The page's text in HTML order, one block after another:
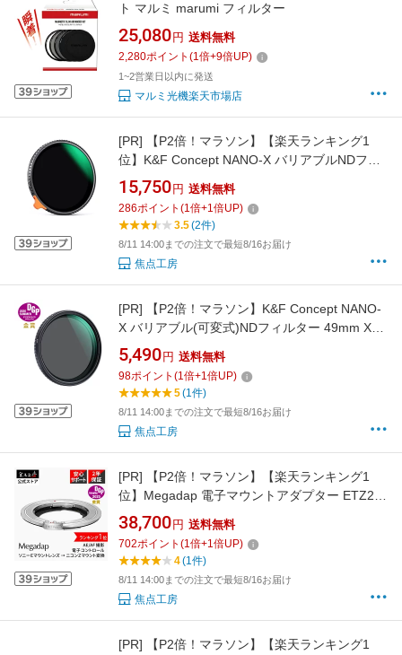
ト マルミ marumi フィルター
25,080 円 送料無料
2,280ポイント (1倍+9倍UP)
1~2営業日以内に発送
マルミ光機楽天市場店
[PR]
【P2倍！マラソン】【楽天ランキング1
位】K&F Concept NANO-X バリアブルNDフィ
ルター 減光範囲 ND2-ND400 95mm KF-
NNDX95[可変式NDフィルター] 焦点工房
15,750 円 送料無料
286ポイント (1倍+1倍UP)
3.5(2件)
8/11 14:00までの注文で最短8/16お届け
焦点工房
[PR]
【P2倍！マラソン】K&F Concept NANO-
X バリアブル(可変式)NDフィルター 49mm Xム
ラ制御タイプ 減光範囲 ND2 - ND32｜KF-
49NDX2-32 焦点工房
5,490 円 送料無料
98ポイント (1倍+1倍UP)
5(1件)
8/11 14:00までの注文で最短8/16お届け
焦点工房
[PR]
【P2倍！マラソン】【楽天ランキング1
位】Megadap 電子マウントアダプター ETZ21
Pro+ (ソニー Eマウントレンズ → ニコン Zマウ
ント変換) DGP受賞 国内正規品 メーカー保証2
年 AF-S AF-C AF対応 オートフォーカス Z fc Z
30 Z 50 APS-C 動画 ソニーGM 焦点工房
38,700 円 送料無料
702ポイント (1倍+1倍UP)
4(1件)
8/11 14:00までの注文で最短8/16お届け
焦点工房
[PR]
【P2倍！マラソン】【楽天ランキング1